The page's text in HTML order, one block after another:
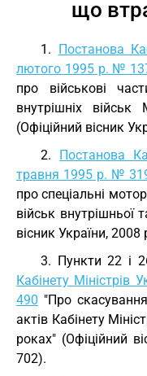
що
1. Постанова
лютого 1995 р. №
про військові
внутрішніх військ
(Офіційний вісник
2. Постанова
травня 1995 р. №
про спеціальні
військ внутрішньої
вісник України,
3. Пункти 22 і
Кабінету Міністрів
490 "Про
актів Кабінету
роках" (Офіційний
702).